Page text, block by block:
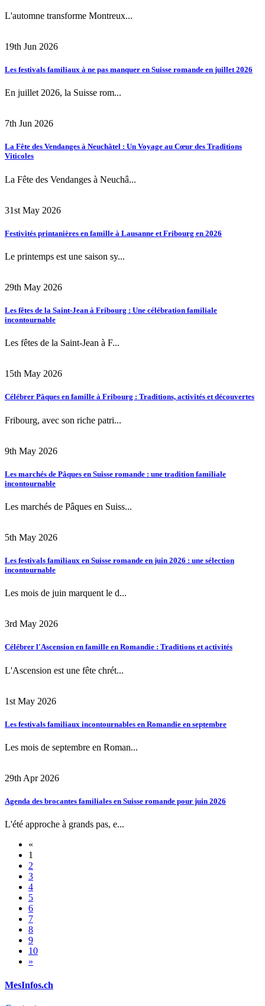
L'automne transforme Montreux...
19th Jun 2026
Les festivals familiaux à ne pas manquer en Suisse romande en juillet 2026
En juillet 2026, la Suisse rom...
7th Jun 2026
La Fête des Vendanges à Neuchâtel : Un Voyage au Cœur des Traditions
Viticoles
La Fête des Vendanges à Neuchâ...
31st May 2026
Festivités printanières en famille à Lausanne et Fribourg en 2026
Le printemps est une saison sy...
29th May 2026
Les fêtes de la Saint-Jean à Fribourg : Une célébration familiale
incontournable
Les fêtes de la Saint-Jean à F...
15th May 2026
Célébrer Pâques en famille à Fribourg : Traditions, activités et découvertes
Fribourg, avec son riche patri...
9th May 2026
Les marchés de Pâques en Suisse romande : une tradition familiale
incontournable
Les marchés de Pâques en Suiss...
5th May 2026
Les festivals familiaux en Suisse romande en juin 2026 : une sélection
incontournable
Les mois de juin marquent le d...
3rd May 2026
Célébrer l'Ascension en famille en Romandie : Traditions et activités
L'Ascension est une fête chrét...
1st May 2026
Les festivals familiaux incontournables en Romandie en septembre
Les mois de septembre en Roman...
29th Apr 2026
Agenda des brocantes familiales en Suisse romande pour juin 2026
L'été approche à grands pas, e...
«
1
2
3
4
5
6
7
8
9
10
»
MesInfos.ch